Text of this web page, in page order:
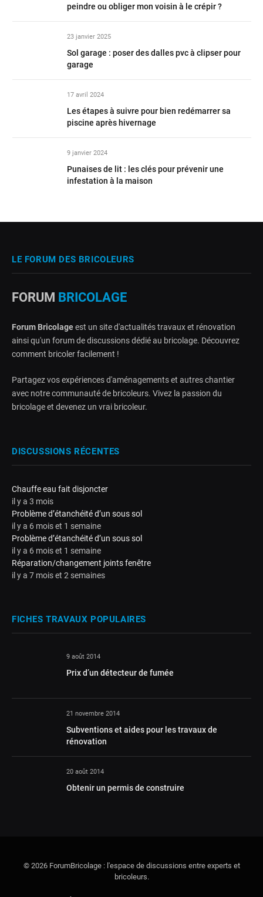
peindre ou obliger mon voisin à le crépir ?
23 janvier 2025
Sol garage : poser des dalles pvc à clipser pour
garage
17 avril 2024
Les étapes à suivre pour bien redémarrer sa
piscine après hivernage
9 janvier 2024
Punaises de lit : les clés pour prévenir une
infestation à la maison
LE FORUM DES BRICOLEURS
FORUM BRICOLAGE
Forum Bricolageest un site d'actualités travaux et rénovation
ainsi qu'un forum de discussions dédié au bricolage. Découvrez
comment bricoler facilement !
Partagez vos expériences d'aménagements et autres chantier
avec notre communauté de bricoleurs. Vivez la passion du
bricolage et devenez un vrai bricoleur.
DISCUSSIONS RÉCENTES
Chauffe eau fait disjoncter
il y a 3 mois
Problème d’étanchéité d’un sous sol
il y a 6 mois et 1 semaine
Problème d’étanchéité d’un sous sol
il y a 6 mois et 1 semaine
Réparation/changement joints fenêtre
il y a 7 mois et 2 semaines
FICHES TRAVAUX POPULAIRES
9 août 2014
Prix d’un détecteur de fumée
21 novembre 2014
Subventions et aides pour les travaux de
rénovation
20 août 2014
Obtenir un permis de construire
© 2026 ForumBricolage : l'espace de discussions entre experts et
bricoleurs.